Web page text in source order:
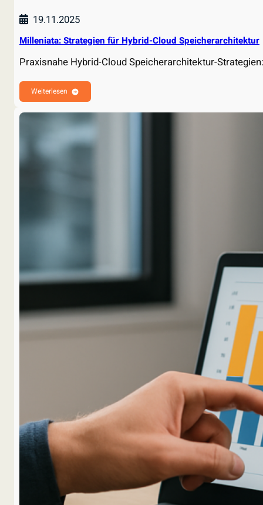
19.11.2025
Milleniata: Strategien für Hybrid-Cloud Speicherarchitektur
Praxisnahe Hybrid-Cloud Speicherarchitektur-
Weiterlesen